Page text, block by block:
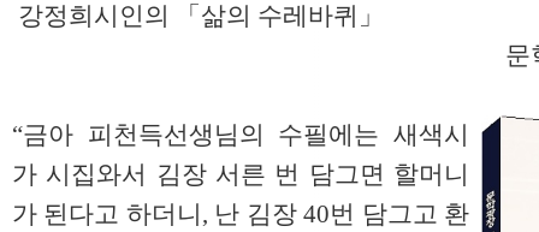
강정희시인의 「삶의 수레바퀴」
문학박사 김
“금아 피천득선생님의 수필에는 새색시
가 시집와서 김장 서른 번 담그면 할머니
가 된다고 하더니, 난 김장 40번 담그고 환